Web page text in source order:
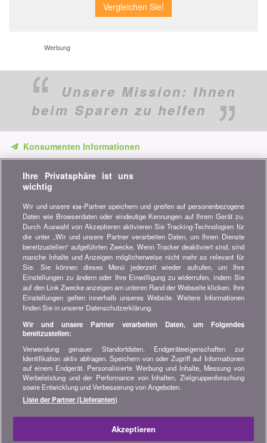
Werbung
Unsere Mission: Ihnen
beim Sparen zu helfen
Konsumenten Informationen
unsere Vergleiche, Ratschläge und Tipps in den Bereichen
Versicherung, Finanzen, Konsumgüter und vieles mehr...
Newsletter bestellen
Treten Sie unserer Community bei
Bleiben Sie auf dem neuesten Stand, finden Sie alle Ratschläge
und Tipps zum Sparen auf:
Wissenswertes über bonus.ch
Wer ist bonus.ch? Wie funktionieren die Vergleiche?
Presseanfragen, Partnerschaften, Werbung...
Alle Informationen über bonus.ch
Home
Ihre Privatsphäre ist uns
wichtig
Wir und unsere 638-Partner speichern und greifen auf personenbezogene
Daten wie Browserdaten oder eindeutige Kennungen auf Ihrem Gerät zu.
Durch Auswahl von Akzeptieren aktivieren Sie Tracking-Technologien für
die unter „Wir und unsere Partner verarbeiten Daten, um Ihnen Dienste
bereitzustellen“ aufgeführten Zwecke. Wenn Tracker deaktiviert sind, sind
manche Inhalte und Anzeigen möglicherweise nicht mehr so relevant für
Sie. Sie können dieses Menü jederzeit wieder aufrufen, um Ihre
Einstellungen zu ändern oder Ihre Einwilligung zu widerrufen, indem Sie
auf den Link Zwecke anzeigen am unteren Rand der Webseite klicken. Ihre
Einstellungen gelten innerhalb unseres Website. Weitere Informationen
finden Sie in unserer Datenschutzerklärung.
Wir und unsere Partner verarbeiten Daten, um Folgendes
bereitzustellen:
Verwendung genauer Standortdaten. Endgeräteeigenschaften zur
Identifikation aktiv abfragen. Speichern von oder Zugriff auf Informationen
auf einem Endgerät. Personalisierte Werbung und Inhalte, Messung von
Werbeleistung und der Performance von Inhalten, Zielgruppenforschung
sowie Entwicklung und Verbesserung von Angeboten.
Liste der Partner (Lieferanten)
Akzeptieren